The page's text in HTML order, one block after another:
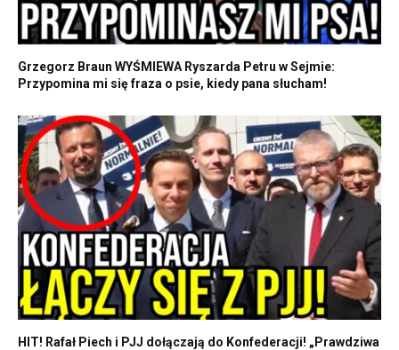
Grzegorz Braun WYŚMIEWA Ryszarda Petru w Sejmie:
Przypomina mi się fraza o psie, kiedy pana słucham!
HIT! Rafał Piech i PJJ dołączają do Konfederacji! „Prawdziwa